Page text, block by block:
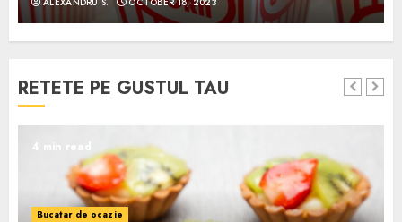
RETETE PE GUSTUL TAU
4 min read
Bucatar de ocazie